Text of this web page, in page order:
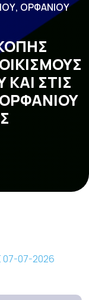
ΟΡΦΑΝΙΟΥ
ΣΤΙΣ
07-2026